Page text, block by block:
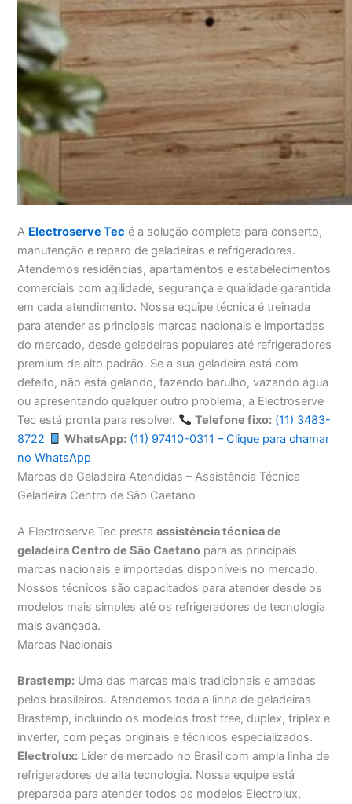
A Electroserve Tec é a solução completa para conserto,
manutenção e reparo de geladeiras e refrigeradores.
Atendemos residências, apartamentos e estabelecimentos
comerciais com agilidade, segurança e qualidade garantida
em cada atendimento. Nossa equipe técnica é treinada
para atender as principais marcas nacionais e importadas
do mercado, desde geladeiras populares até refrigeradores
premium de alto padrão. Se a sua geladeira está com
defeito, não está gelando, fazendo barulho, vazando água
ou apresentando qualquer outro problema, a Electroserve
Tec está pronta para resolver.
Telefone fixo: (11) 3483-
8722
WhatsApp: (11) 97410-0311 – Clique para chamar
no WhatsApp
Marcas de Geladeira Atendidas – Assistência Técnica
Geladeira Centro de São Caetano
A Electroserve Tec prestaassistência técnica de
geladeira Centro de São Caetano para as principais
marcas nacionais e importadas disponíveis no mercado.
Nossos técnicos são capacitados para atender desde os
modelos mais simples até os refrigeradores de tecnologia
mais avançada.
Marcas Nacionais
Brastemp: Uma das marcas mais tradicionais e amadas
pelos brasileiros. Atendemos toda a linha de geladeiras
Brastemp, incluindo os modelos frost free, duplex, triplex e
inverter, com peças originais e técnicos especializados.
Electrolux: Líder de mercado no Brasil com ampla linha de
refrigeradores de alta tecnologia. Nossa equipe está
preparada para atender todos os modelos Electrolux,